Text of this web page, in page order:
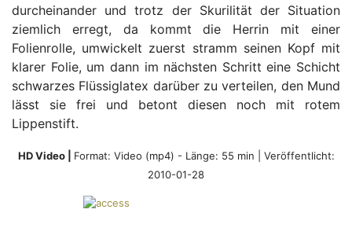
durcheinander und trotz der Skurilität der Situation
ziemlich erregt, da kommt die Herrin mit einer
Folienrolle, umwickelt zuerst stramm seinen Kopf mit
klarer Folie, um dann im nächsten Schritt eine Schicht
schwarzes Flüssiglatex darüber zu verteilen, den Mund
lässt sie frei und betont diesen noch mit rotem
Lippenstift.
HD Video | Format: Video (mp4) - Länge: 55 min | Veröffentlicht:
2010-01-28